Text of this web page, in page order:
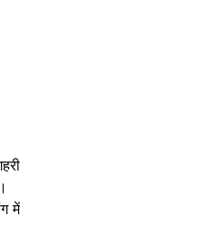
में